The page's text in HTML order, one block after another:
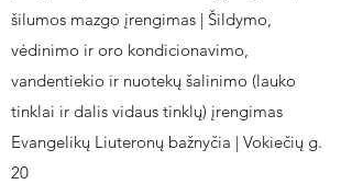
šilumos mazgo įrengimas | Šildymo,
vėdinimo ir oro kondicionavimo,
vandentiekio ir nuotekų šalinimo (lauko
tinklai ir dalis vidaus tinklų) įrengimas
Evangelikų Liuteronų bažnyčia | Vokiečių g.
20